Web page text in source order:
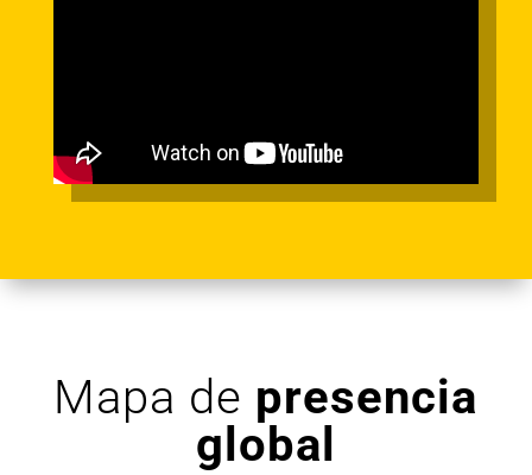
Mapa de presencia
global